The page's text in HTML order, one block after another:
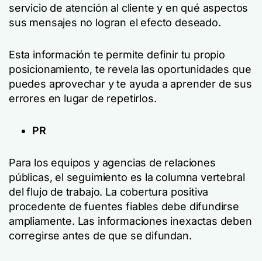
servicio de atención al cliente y en qué aspectos
sus mensajes no logran el efecto deseado.
Esta información te permite definir tu propio
posicionamiento, te revela las oportunidades que
puedes aprovechar y te ayuda a aprender de sus
errores en lugar de repetirlos.
PR
Para los equipos y agencias de relaciones
públicas, el seguimiento es la columna vertebral
del flujo de trabajo. La cobertura positiva
procedente de fuentes fiables debe difundirse
ampliamente. Las informaciones inexactas deben
corregirse antes de que se difundan.